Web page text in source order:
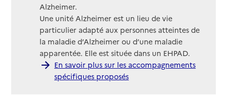
Alzheimer.
Une unité Alzheimer est un lieu de vie
particulier adapté aux personnes atteintes de
la maladie d’Alzheimer ou d’une maladie
apparentée. Elle est située dans un EHPAD.
En savoir plus sur les accompagnements
spécifiques proposés